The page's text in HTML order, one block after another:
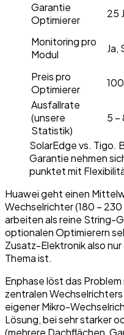
Garantie
Optimierer
25
Monitoring pro
Modul
Ja,
Preis pro
Optimierer
Ausfallrate
(unsere
Statistik)
5 –
SolarEdge vs. Tigo.
Garantie nehmen
punktet mit
Huawei geht einen
Wechselrichter (180 –
arbeiten als reine String-
optionalen Optimierern
Zusatz-Elektronik also
Thema ist.
Enphase löst das
zentralen
eigener Mikro-
Lösung, bei sehr starker